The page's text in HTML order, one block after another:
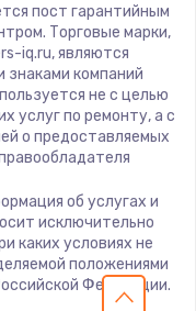
платы
пост гарантийным
Торговые марки,
iq.ru, являются
знаками компаний
не с целью
услуг по ремонту, а с
о предоставляемых
об услугах и
исключительно
каких условиях не
положениями
Федерации.